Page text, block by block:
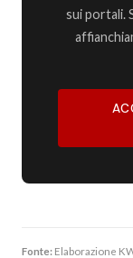
sui portali.
Fonte: Elaborazione